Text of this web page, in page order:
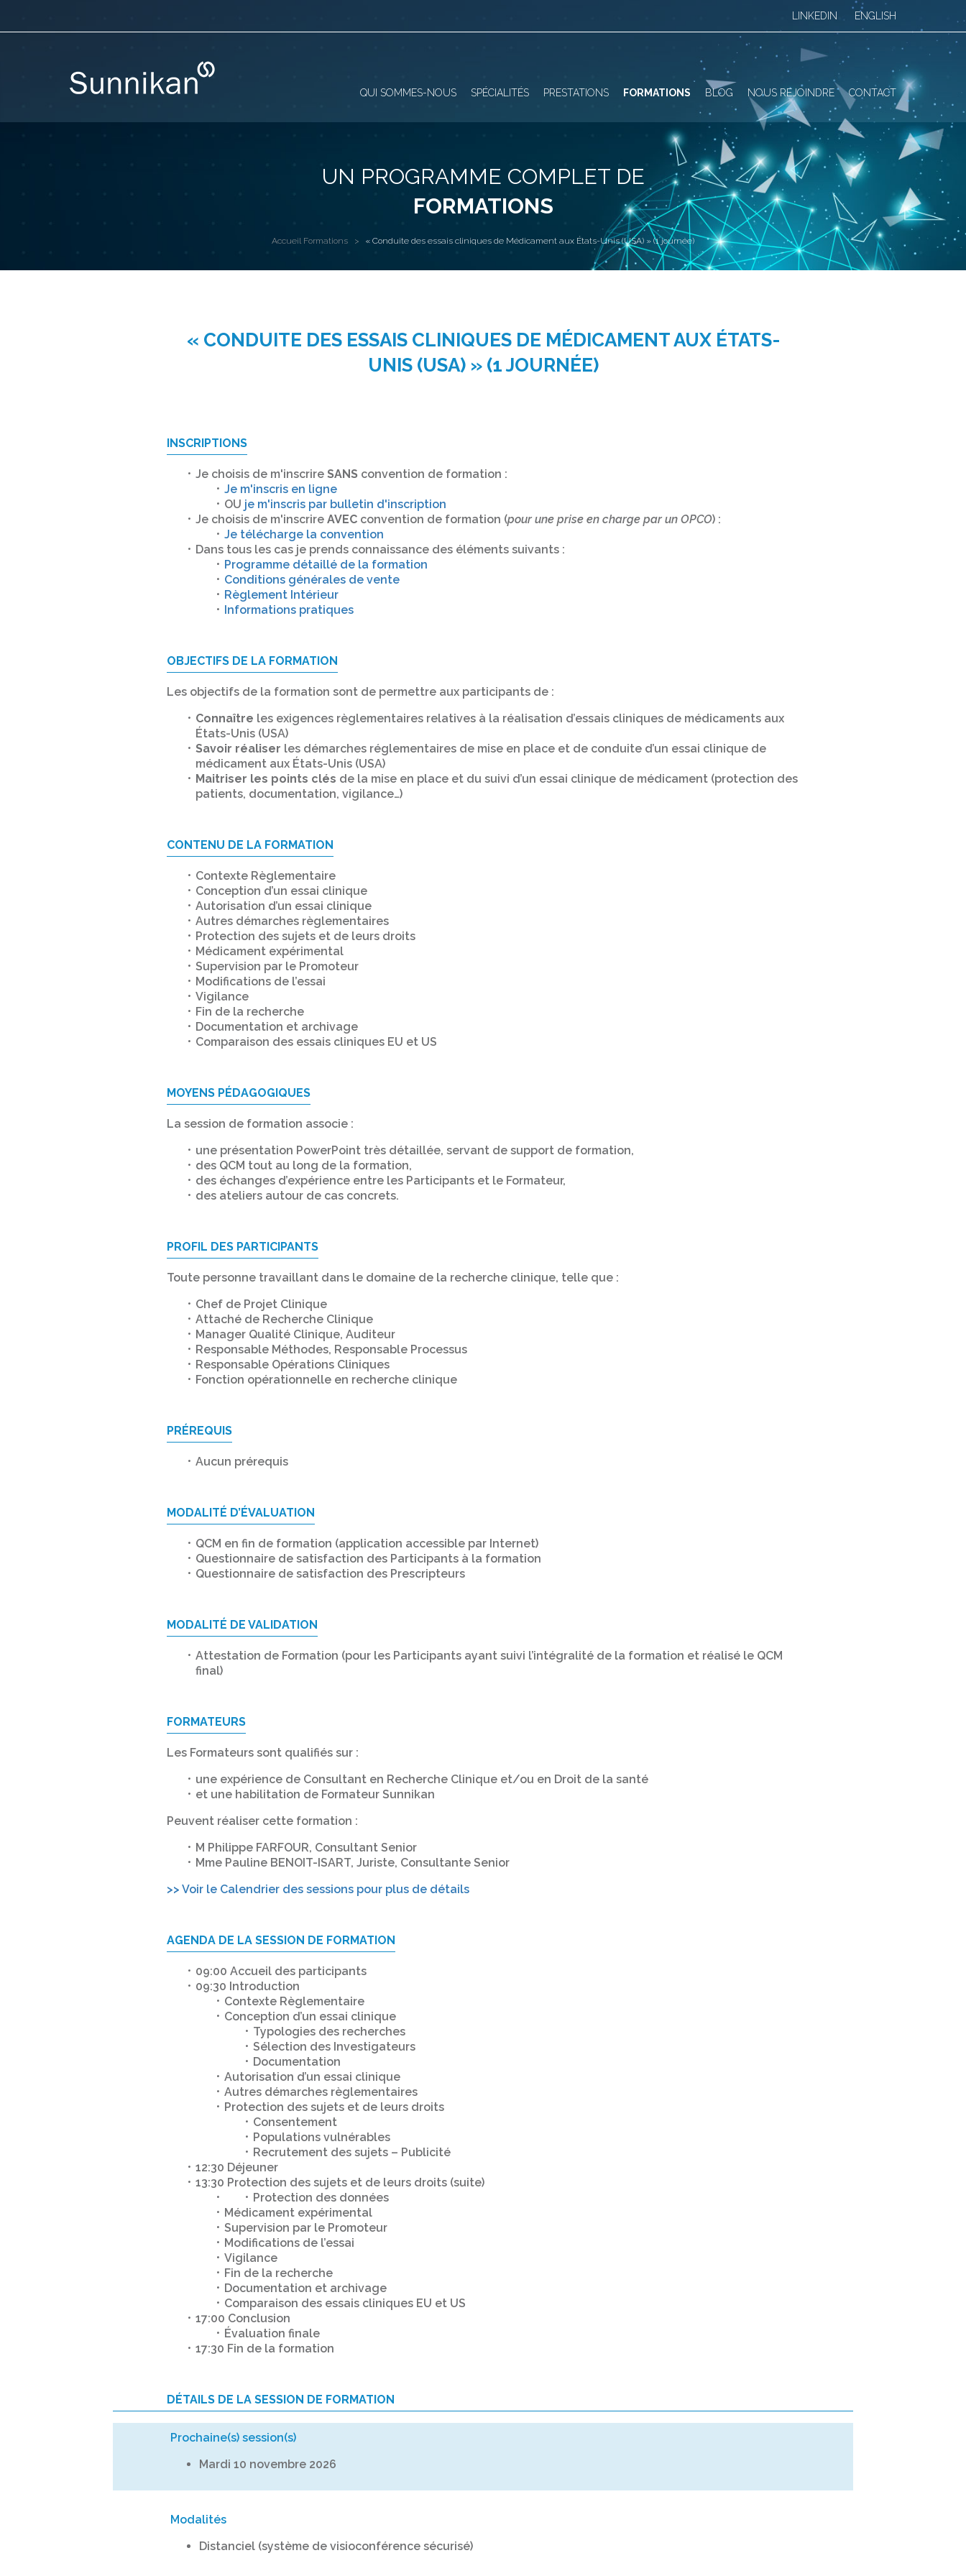
LINKEDIN ENGLISH
QUI SOMMES-NOUS SPÉCIALITÉS PRESTATIONS FORMATIONS BLOG NOUS REJOINDRE CONTACT
UN PROGRAMME COMPLET DE
FORMATIONS
Accueil Formations « Conduite des essais cliniques de Médicament aux États-Unis (USA) » (1 journée)
« CONDUITE DES ESSAIS CLINIQUES DE MÉDICAMENT AUX ÉTATS-
UNIS (USA) » (1 JOURNÉE)
INSCRIPTIONS
Je choisis de m'inscrire SANS convention de formation :
Je m'inscris en ligne
OU je m'inscris par bulletin d'inscription
Je choisis de m'inscrire AVEC convention de formation (pour une prise en charge par un OPCO) :
Je télécharge la convention
Dans tous les cas je prends connaissance des éléments suivants :
Programme détaillé de la formation
Conditions générales de vente
Règlement Intérieur
Informations pratiques
OBJECTIFS DE LA FORMATION
Les objectifs de la formation sont de permettre aux participants de :
Connaître les exigences règlementaires relatives à la réalisation d’essais cliniques de médicaments aux
États-Unis (USA)
Savoir réaliser les démarches réglementaires de mise en place et de conduite d’un essai clinique de
médicament aux États-Unis (USA)
Maitriser les points clés de la mise en place et du suivi d’un essai clinique de médicament (protection des
patients, documentation, vigilance…)
CONTENU DE LA FORMATION
Contexte Règlementaire
Conception d’un essai clinique
Autorisation d’un essai clinique
Autres démarches règlementaires
Protection des sujets et de leurs droits
Médicament expérimental
Supervision par le Promoteur
Modifications de l’essai
Vigilance
Fin de la recherche
Documentation et archivage
Comparaison des essais cliniques EU et US
MOYENS PÉDAGOGIQUES
La session de formation associe :
une présentation PowerPoint très détaillée, servant de support de formation,
des QCM tout au long de la formation,
des échanges d’expérience entre les Participants et le Formateur,
des ateliers autour de cas concrets.
PROFIL DES PARTICIPANTS
Toute personne travaillant dans le domaine de la recherche clinique, telle que :
Chef de Projet Clinique
Attaché de Recherche Clinique
Manager Qualité Clinique, Auditeur
Responsable Méthodes, Responsable Processus
Responsable Opérations Cliniques
Fonction opérationnelle en recherche clinique
PRÉREQUIS
Aucun prérequis
MODALITÉ D’ÉVALUATION
QCM en fin de formation (application accessible par Internet)
Questionnaire de satisfaction des Participants à la formation
Questionnaire de satisfaction des Prescripteurs
MODALITÉ DE VALIDATION
Attestation de Formation (pour les Participants ayant suivi l’intégralité de la formation et réalisé le QCM
final)
FORMATEURS
Les Formateurs sont qualifiés sur :
une expérience de Consultant en Recherche Clinique et/ou en Droit de la santé
et une habilitation de Formateur Sunnikan
Peuvent réaliser cette formation :
M Philippe FARFOUR, Consultant Senior
Mme Pauline BENOIT-ISART, Juriste, Consultante Senior
>> Voir le Calendrier des sessions pour plus de détails
AGENDA DE LA SESSION DE FORMATION
09:00 Accueil des participants
09:30 Introduction
Contexte Règlementaire
Conception d’un essai clinique
Typologies des recherches
Sélection des Investigateurs
Documentation
Autorisation d’un essai clinique
Autres démarches règlementaires
Protection des sujets et de leurs droits
Consentement
Populations vulnérables
Recrutement des sujets – Publicité
12:30 Déjeuner
13:30 Protection des sujets et de leurs droits (suite)
Protection des données
Médicament expérimental
Supervision par le Promoteur
Modifications de l’essai
Vigilance
Fin de la recherche
Documentation et archivage
Comparaison des essais cliniques EU et US
17:00 Conclusion
Évaluation finale
17:30 Fin de la formation
DÉTAILS DE LA SESSION DE FORMATION
Prochaine(s) session(s)
Mardi 10 novembre 2026
Modalités
Distanciel (système de visioconférence sécurisé)